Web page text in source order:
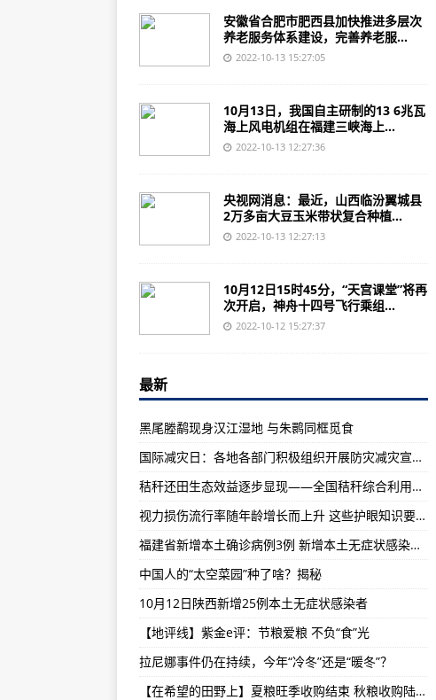
西班牙学者：北约持续拱火不利于世界和平
印度将引进MQ-9B，美国对印为何前嫌尽弃
专访：激进加息折射美国治理能力缺陷——
中外民众共享中欧班列高质量发展红利
（遇见中国）北京自贸试验区的“创业达人
港媒文章：美国主导的单极多边主义走到尽
海外网评：坑盟友没商量，这就是美国
中国这十年，世界怎么看|中国模式值得
国际锐评｜“和中国做生意”成为越来越多
中国新征程 世界新机遇丨克雷格·艾伦：
空客表示2022年的交付可能会影响之后的产
SpaceX将载美国富商丹尼斯·蒂托夫妇乘坐
英国皇家空军接收第21架A400M飞机
葡萄牙TAP航空公司停止提供短途航班的基
阿根廷开发新型飞机机枪吊舱
社评：华盛顿的“友谊”，惊醒了更多的欧洲人
中国代表在联合国难民执委会阐述中方立
紧急换“将”、政策大转弯 英首相特拉斯能
美市场专家谈美通胀率高于预期：美联储
安徽省合肥市肥西县加快推进多层次
养老服务体系建设，完善养老服...
2022-10-13 15:27:05
10月13日，我国自主研制的13 6兆瓦
海上风电机组在福建三峡海上...
2022-10-13 12:27:36
央视网消息：最近，山西临汾翼城县
2万多亩大豆玉米带状复合种植...
2022-10-13 12:27:13
10月12日15时45分，“天宫课堂”将再
次开启，神舟十四号飞行乘组...
2022-10-12 15:27:37
最新
黑尾塍鹬现身汉江湿地 与朱鹮同框觅食
国际减灾日：各地各部门积极组织开展防灾减灾宣传教育活动
秸秆还田生态效益逐步显现——全国秸秆综合利用率超88%
视力损伤流行率随年龄增长而上升 这些护眼知识要牢记
福建省新增本土确诊病例3例 新增本土无症状感染者2例
中国人的“太空菜园”种了啥？揭秘
10月12日陕西新增25例本土无症状感染者
【地评线】紫金e评：节粮爱粮 不负“食”光
拉尼娜事件仍在持续，今年“冷冬”还是“暖冬”？
【在希望的田野上】夏粮旺季收购结束 秋粮收购陆续展开